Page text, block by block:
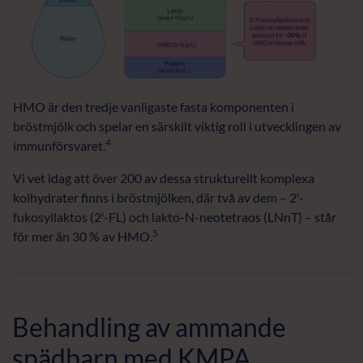
HMO är den tredje vanligaste fasta komponenten i
bröstmjölk och spelar en särskilt viktig roll i utvecklingen av
immunförsvaret.4
Vi vet idag att över 200 av dessa strukturellt komplexa
kolhydrater finns i bröstmjölken, där två av dem – 2'-
fukosyllaktos (2'-FL) och lakto-N-neotetraos (LNnT) – står
för mer än 30 % av HMO.5
Behandling av ammande